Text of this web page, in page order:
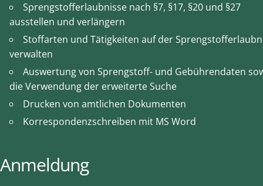
Sprengstofferlaubnisse nach §7, §17, §20 und §27
ausstellen und verlängern
Stoffarten und Tätigkeiten auf der
verwalten
Auswertung von Sprengstoff- und Gebührendaten
die Verwendung der erweiterte Suche
Drucken von amtlichen Dokumenten
Korrespondenzschreiben mit MS Word
Anmeldung